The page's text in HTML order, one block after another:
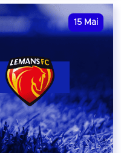
15 Mai